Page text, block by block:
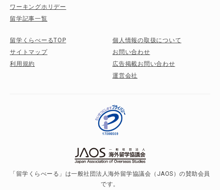
ワーキングホリデー
留学記事一覧
留学くらべーるTOP
サイトマップ
利用規約
個人情報の取扱について
お問い合わせ
広告掲載お問い合わせ
運営会社
「留学くらべーる」は一般社団法人海外留学協議会（JAOS）の賛助会員
です。